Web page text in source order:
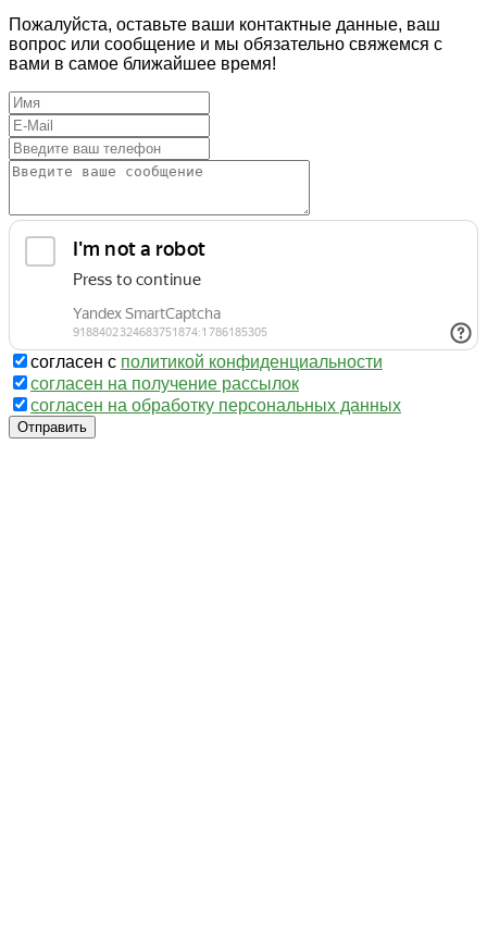
Пожалуйста, оставьте ваши контактные данные, ваш
вопрос или сообщение и мы обязательно свяжемся с
вами в самое ближайшее время!
согласен с политикой конфиденциальности
согласен на получение рассылок
согласен на обработку персональных данных
Отправить